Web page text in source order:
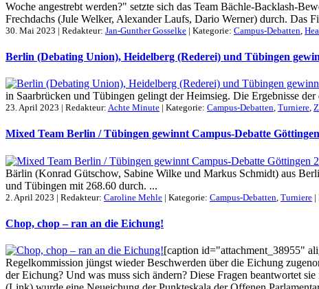
Woche angestrebt werden?" setzte sich das Team Bächle-Backlash-
Frechdachs (Jule Welker, Alexander Laufs, Dario Werner) durch.
30. Mai 2023 | Redakteur: Jan-Gunther Gosselke | Kategorie: Campus-Debatten
Berlin (Debating Union), Heidelberg (Rederei) und Tübingen
in Saarbrücken und Tübingen gelingt der Heimsieg. Die Ergebnisse
23. April 2023 | Redakteur: Achte Minute | Kategorie: Campus-Debatten, Turniere,
Mixed Team Berlin / Tübingen gewinnt Campus-Debatte
Bärlin (Konrad Gütschow, Sabine Wilke und Markus Schmidt) aus
und Tübingen mit 268.60 durch. ...
2. April 2023 | Redakteur: Caroline Mehle | Kategorie: Campus-Debatten Turniere |
Chop, chop – ran an die Eichung!
[caption id="attachment_38955"
Regelkommission jüngst wieder Beschwerden über die Eichung
der Eichung? Und was muss sich ändern? Diese Fragen beantwortet